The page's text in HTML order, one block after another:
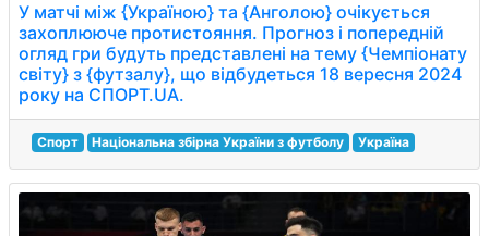
У матчі між {Україною} та {Анголою} очікується
захоплююче протистояння. Прогноз і попередній
огляд гри будуть представлені на тему {Чемпіонату
світу} з {футзалу}, що відбудеться 18 вересня 2024
року на СПОРТ.UA.
Спорт Національна збірна України з футболу Україна